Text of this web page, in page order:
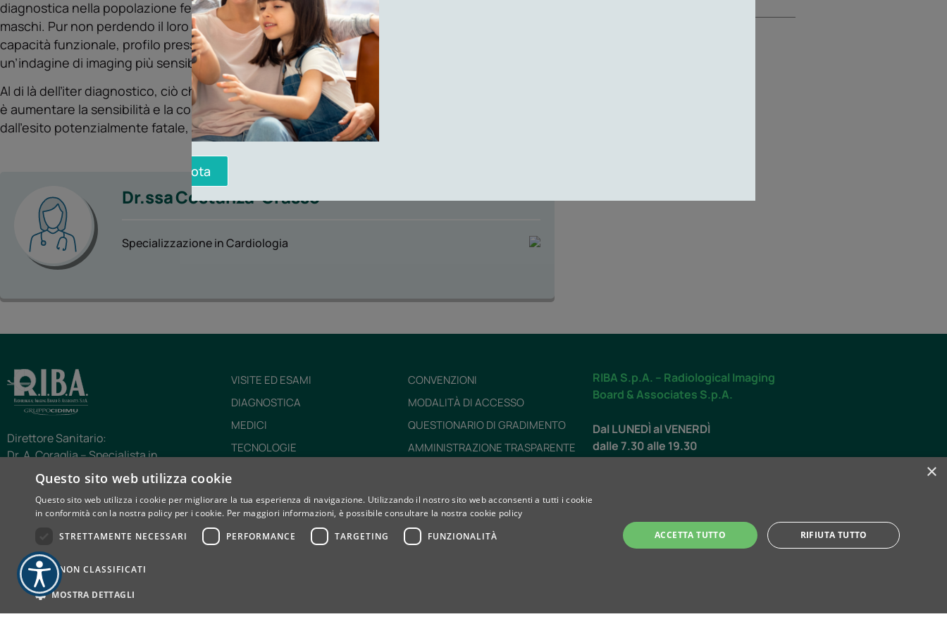
diagnostica nella popolazione femminile, essendo stati validati su larghe coorti di pazienti
maschi. Pur non perdendo il loro ruolo di esame di primo livello, quali preziosi indicatori di
capacità funzionale, profilo pressorio e tendenza aritmica, a tale esame è bene far seguire
un’indagine di imaging più sensibile quali ľecostress, la TC coronarica o la RM cardiaca.
Al di là delľiter diagnostico, ciò che è importante per tutti i nostri pazienti, e le nostre pazienti,
è aumentare la sensibilità e la consapevolezza nei confronti di una patologia frequente,
dalľesito potenzialmente fatale, ma spesso non sufficientemente temuta.
Dr.ssaCostanza Grasso
Specializzazione in Cardiologia
Direttore Sanitario:
Dr. A. Coraglia – Specialista in
Radiodiagnostica e Medicina del Lavoro
Via Prarostino, 10/A – 10143 Torino (TO)
Tel: 011.56.16.180
E-mail: cupriba@diagnosticariba.it
D.G.R. n. 125-6957 del 5/8/2002, DD n. 211 del
12/6/2003, DD n. 407 del 2025
VISITE ED ESAMI
DIAGNOSTICA
MEDICI
TECNOLOGIE
CARTA DEI SERVIZI
CONVENZIONI
MODALITÀ DI ACCESSO
QUESTIONARIO DI GRADIMENTO
AMMINISTRAZIONE TRASPARENTE
TEMPI DI ATTESA
LAVORA CON NOI
RIBA S.p.A. – Radiological Imaging
Board & Associates S.p.A.
Dal LUNEDÌ al VENERDÌ
dalle 7.30 alle 19.30
dalle 8.00 alle 12.30
Prenota
×
Questo sito web utilizza cookie
Questo sito web utilizza i cookie per migliorare la tua esperienza di navigazione. Utilizzando il nostro sito web acconsenti a tutti i cookie
in conformità con la nostra policy per i cookie. Per maggiori informazioni, è possibile consultare la nostra cookie policy
STRETTAMENTE NECESSARI
PERFORMANCE TARGETING FUNZIONALITÀ
NON CLASSIFICATI
MOSTRA DETTAGLI
ACCETTA TUTTO RIFIUTA TUTTO